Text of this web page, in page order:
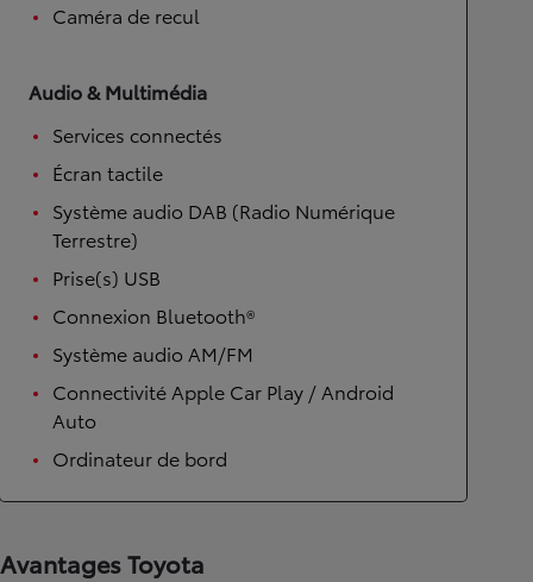
Caméra de recul
Audio & Multimédia
Services connectés
Écran tactile
Système audio DAB (Radio Numérique
Terrestre)
Prise(s) USB
Connexion Bluetooth®
Système audio AM/FM
Connectivité Apple Car Play / Android
Auto
Ordinateur de bord
Avantages Toyota